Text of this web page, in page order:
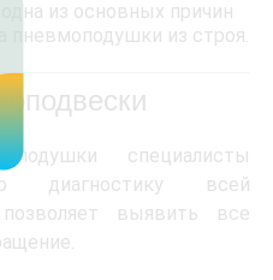
из основных причин
пневмоподушки из строя.
специалисты
диагностику всей
выявить все